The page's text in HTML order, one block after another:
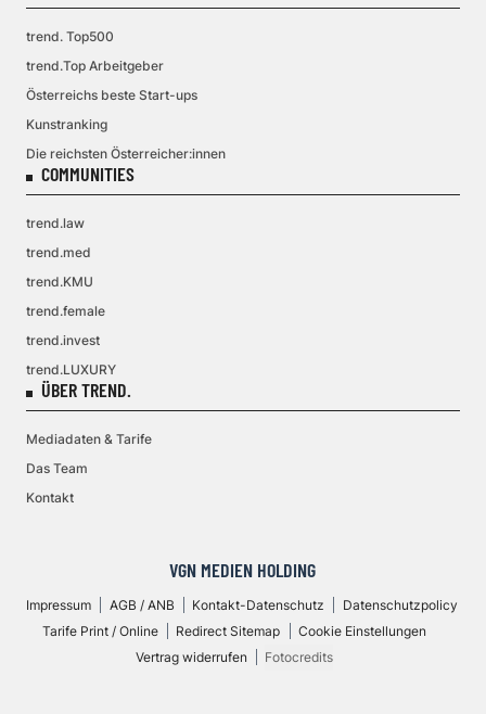
trend. Top500
trend.Top Arbeitgeber
Österreichs beste Start-ups
Kunstranking
Die reichsten Österreicher:innen
COMMUNITIES
trend.law
trend.med
trend.KMU
trend.female
trend.invest
trend.LUXURY
ÜBER TREND.
Mediadaten & Tarife
Das Team
Kontakt
VGN MEDIEN HOLDING
Impressum AGB / ANB Kontakt-Datenschutz
Datenschutzpolicy
Tarife Print / Online
Redirect Sitemap
Cookie Einstellungen
Vertrag widerrufen
Fotocredits